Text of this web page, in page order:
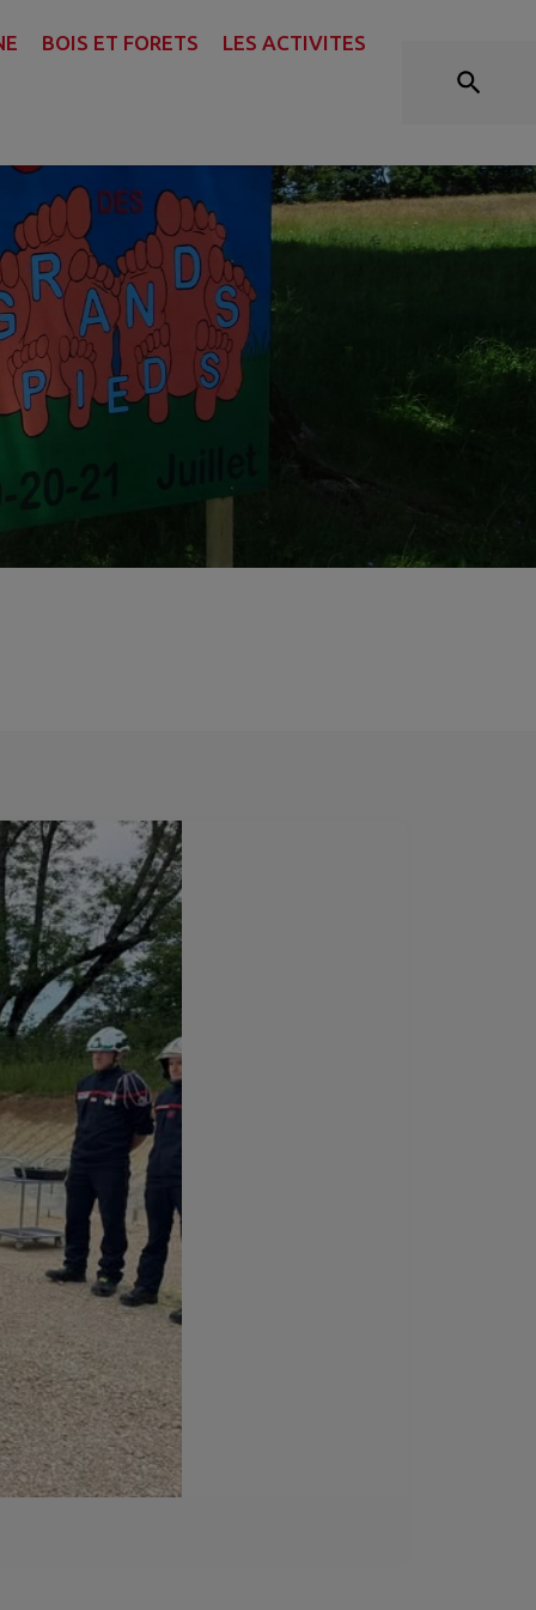
BOIS ET FORETS LES ACTIVITES